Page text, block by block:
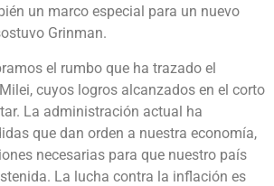
un marco especial para un nuevo
Grinman.
el rumbo que ha trazado el
cuyos logros alcanzados en el corto
La administración actual ha
que dan orden a nuestra economía,
necesarias para que nuestro país
La lucha contra la inflación es